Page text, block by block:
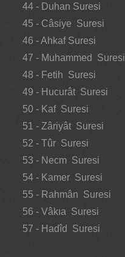
44 - Duhan Suresi
45 - Câsiye Suresi
46 - Ahkaf Suresi
47 - Muhammed Suresi
48 - Fetih Suresi
49 - Hucurât Suresi
50 - Kaf Suresi
51 - Zâriyât Suresi
52 - Tûr Suresi
53 - Necm Suresi
54 - Kamer Suresi
55 - Rahmân Suresi
56 - Vâkıa Suresi
57 - Hadîd Suresi